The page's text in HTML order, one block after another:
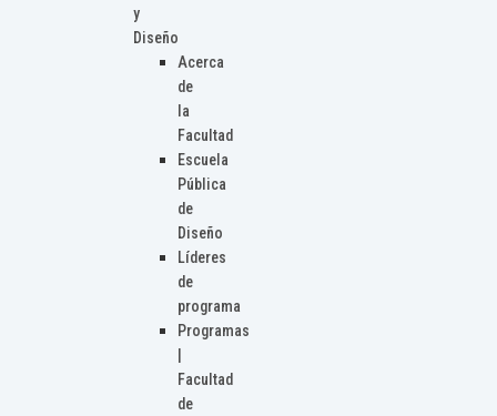
y
Diseño
Acerca
de
la
Facultad
Escuela
Pública
de
Diseño
Líderes
de
programa
Programas
Facultad
de